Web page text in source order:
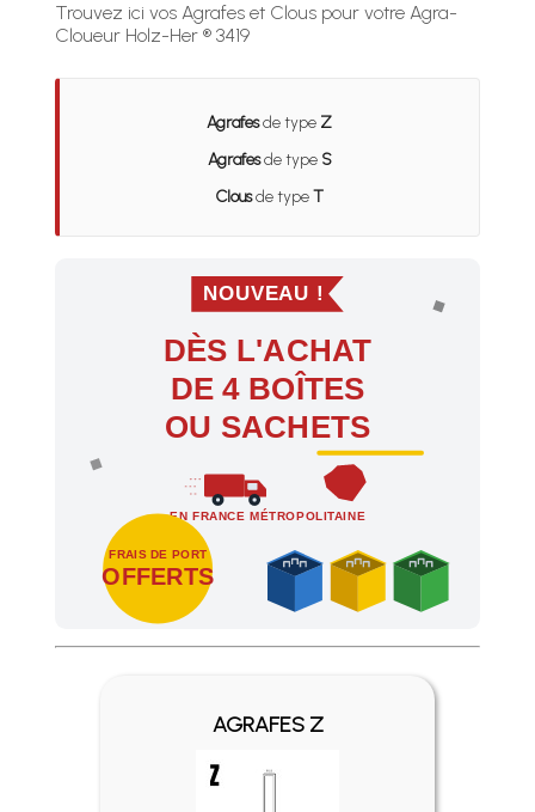
Trouvez ici vos Agrafes et Clous pour votre Agra-
Cloueur Holz-Her ® 3419
Agrafesde type Z
Agrafesde type S
Clousde typeT
NOUVEAU !
DÈS L'ACHAT
DE 4 BOÎTES
OU SACHETS
EN FRANCE MÉTROPOLITAINE
FRAIS DE PORT
OFFERTS
Profitez des Frais de port offerts en France
AGRAFES Z